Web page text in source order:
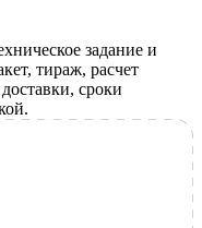
задание и
тираж, расчет
сроки